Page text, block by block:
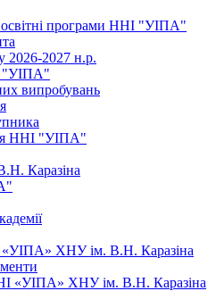
освітні програми ННІ "УІПА"
2026-2027 н.р.
"УІПА"
випробувань
ННІ "УІПА"
Каразіна
«УІПА» ХНУ ім. В.Н. Каразіна
«УІПА» ХНУ ім. В.Н. Каразіна